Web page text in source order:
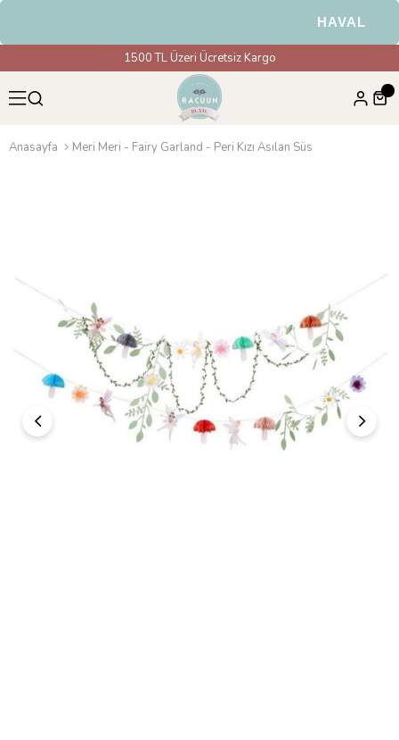
HAVALE &
1500 TL Üzeri Ücretsiz Kargo
Anasayfa Meri Meri - Fairy Garland - Peri Kızı Asılan Süs